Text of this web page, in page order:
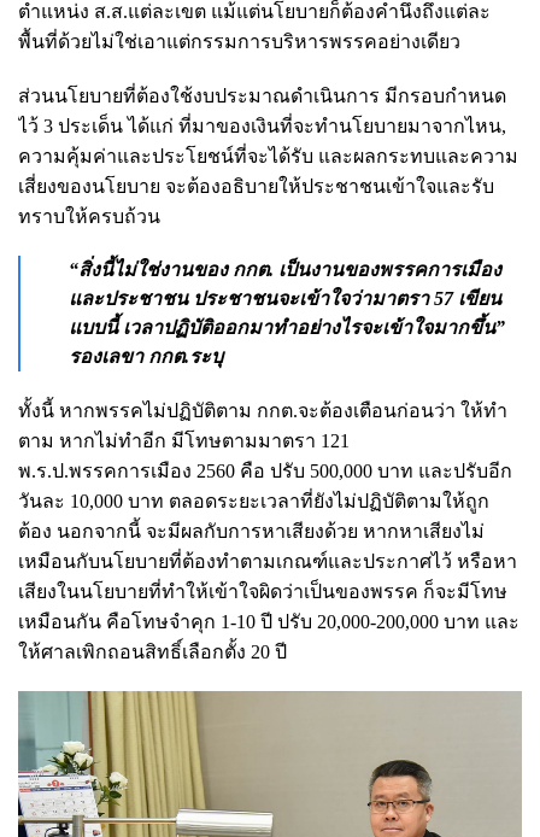
ตำแหน่ง ส.ส.แต่ละเขต แม้แต่นโยบายก็ต้องคำนึงถึงแต่ละ
พื้นที่ด้วยไม่ใช่เอาแต่กรรมการบริหารพรรคอย่างเดียว
ส่วนนโยบายที่ต้องใช้งบประมาณดำเนินการ มีกรอบกำหนด
ไว้ 3 ประเด็น ได้แก่ ที่มาของเงินที่จะทำนโยบายมาจากไหน,
ความคุ้มค่าและประโยชน์ที่จะได้รับ และผลกระทบและความ
เสี่ยงของนโยบาย จะต้องอธิบายให้ประชาชนเข้าใจและรับ
ทราบให้ครบถ้วน
“สิ่งนี้ไม่ใช่งานของ กกต. เป็นงานของพรรคการเมือง
และประชาชน ประชาชนจะเข้าใจว่ามาตรา 57 เขียน
แบบนี้ เวลาปฏิบัติออกมาทำอย่างไรจะเข้าใจมากขึ้น”
รองเลขา กกต.ระบุ
ทั้งนี้ หากพรรคไม่ปฏิบัติตาม กกต.จะต้องเตือนก่อนว่า ให้ทำ
ตาม หากไม่ทำอีก มีโทษตามมาตรา 121
พ.ร.ป.พรรคการเมือง 2560 คือ ปรับ 500,000 บาท และปรับอีก
วันละ 10,000 บาท ตลอดระยะเวลาที่ยังไม่ปฏิบัติตามให้ถูก
ต้อง นอกจากนี้ จะมีผลกับการหาเสียงด้วย หากหาเสียงไม่
เหมือนกับนโยบายที่ต้องทำตามเกณฑ์และประกาศไว้ หรือหา
เสียงในนโยบายที่ทำให้เข้าใจผิดว่าเป็นของพรรค ก็จะมีโทษ
เหมือนกัน คือโทษจำคุก 1-10 ปี ปรับ 20,000-200,000 บาท และ
ให้ศาลเพิกถอนสิทธิ์เลือกตั้ง 20 ปี